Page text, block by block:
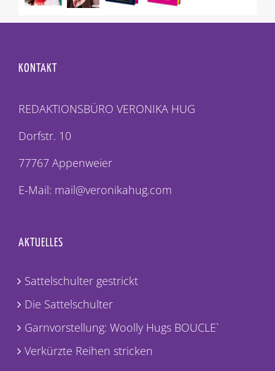
KONTAKT
REDAKTIONSBÜRO VERONIKA HUG
Dorfstr. 10
77767 Appenweier
E-Mail: mail@veronikahug.com
AKTUELLES
Sattelschulter gestrickt
Die Sattelschulter
Garnvorstellung: Woolly Hugs BOUCLE`
Verkürzte Reihen stricken